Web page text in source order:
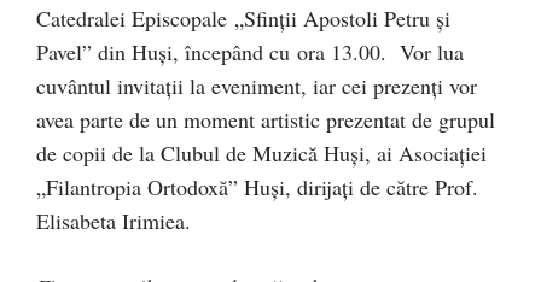
Catedralei Episcopale „Sfinții Apostoli Petru și
Pavel” din Huși, începând cu ora 13.00. Vor lua
cuvântul invitații la eveniment, iar cei prezenți vor
avea parte de un moment artistic prezentat de grupul
de copii de la Clubul de Muzică Huși, ai Asociației
„Filantropia Ortodoxă” Huși, dirijați de către Prof.
Elisabeta Irimiea.